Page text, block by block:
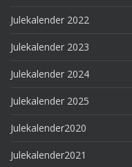
Julekalender 2022
Julekalender 2023
Julekalender 2024
Julekalender 2025
Julekalender2020
Julekalender2021